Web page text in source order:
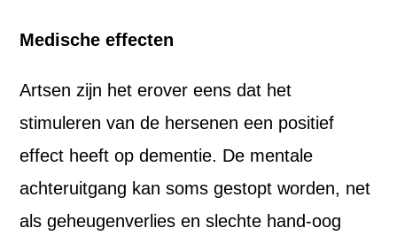
Medische effecten
Artsen zijn het erover eens dat het
stimuleren van de hersenen een positief
effect heeft op dementie. De mentale
achteruitgang kan soms gestopt worden, net
als geheugenverlies en slechte hand-oog